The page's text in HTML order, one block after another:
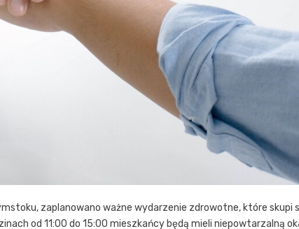
zaplanowano ważne wydarzenie zdrowotne, które skupi
od 11:00 do 15:00 mieszkańcy będą mieli niepowtarzalną